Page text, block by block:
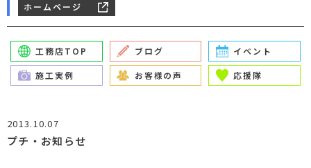
ホームページ
工務店TOP ブログ イベント
施工実例 お客様の声 応援隊
2013.10.07
プチ・お知らせ